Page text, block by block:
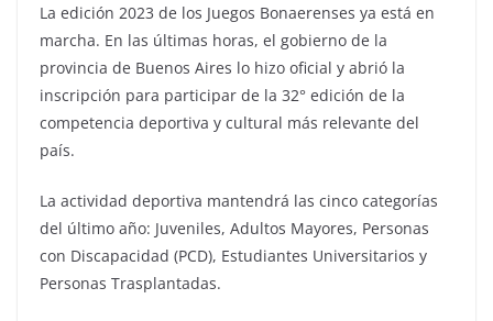
La edición 2023 de los Juegos Bonaerenses ya está en
marcha. En las últimas horas, el gobierno de la
provincia de Buenos Aires lo hizo oficial y abrió la
inscripción para participar de la 32° edición de la
competencia deportiva y cultural más relevante del
país.
La actividad deportiva mantendrá las cinco categorías
del último año: Juveniles, Adultos Mayores, Personas
con Discapacidad (PCD), Estudiantes Universitarios y
Personas Trasplantadas.